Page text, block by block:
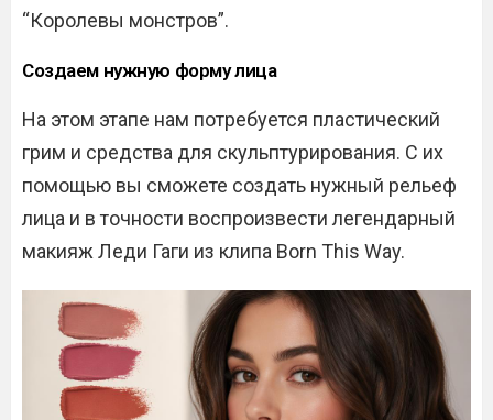
“Королевы монстров”.
Создаем нужную форму лица
На этом этапе нам потребуется пластический
грим и средства для скульптурирования. С их
помощью вы сможете создать нужный рельеф
лица и в точности воспроизвести легендарный
макияж Леди Гаги из клипа Born This Way.